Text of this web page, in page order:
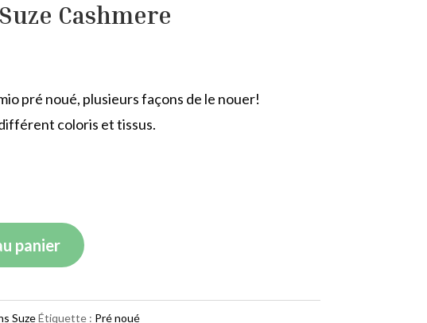
Cashmere
pré noué, plusieurs façons de le nouer!
coloris et tissus.
panier
Suze Étiquette : Pré noué